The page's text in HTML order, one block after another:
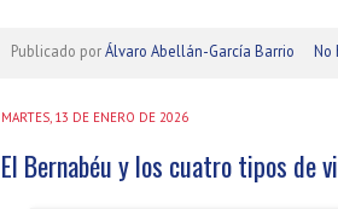
Publicado porÁlvaro Abellán-García Barrio No
MARTES, 13 DE ENERO DE 2026
El Bernabéu y los cuatro tipos de